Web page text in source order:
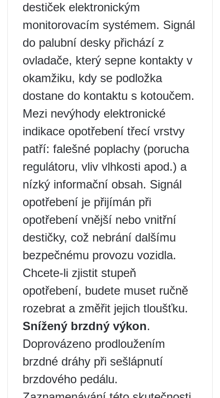
destiček elektronickým
monitorovacím systémem. Signál
do palubní desky přichází z
ovladače, který sepne kontakty v
okamžiku, kdy se podložka
dostane do kontaktu s kotoučem.
Mezi nevýhody elektronické
indikace opotřebení třecí vrstvy
patří: falešné poplachy (porucha
regulátoru, vliv vlhkosti apod.) a
nízký informační obsah. Signál
opotřebení je přijímán při
opotřebení vnější nebo vnitřní
destičky, což nebrání dalšímu
bezpečnému provozu vozidla.
Chcete-li zjistit stupeň
opotřebení, budete muset ručně
rozebrat a změřit jejich tloušťku.
Snížený brzdný výkon.
Doprovázeno prodloužením
brzdné dráhy při sešlápnutí
brzdového pedálu.